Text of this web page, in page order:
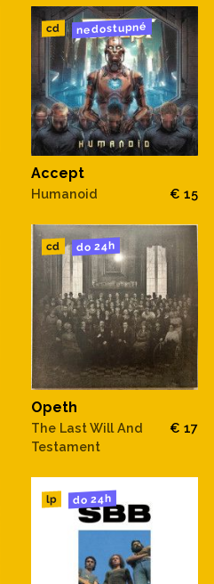
cd nedostupné
Accept
Humanoid € 15
cd do 24h
Opeth
The Last Will And
Testament
€ 17
lp do 24h